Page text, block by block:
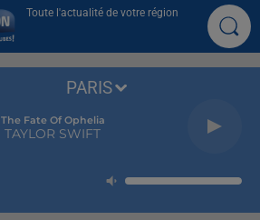
Toute l'actualité de votre région
The Fate Of Ophelia
TAYLOR SWIFT
PARIS